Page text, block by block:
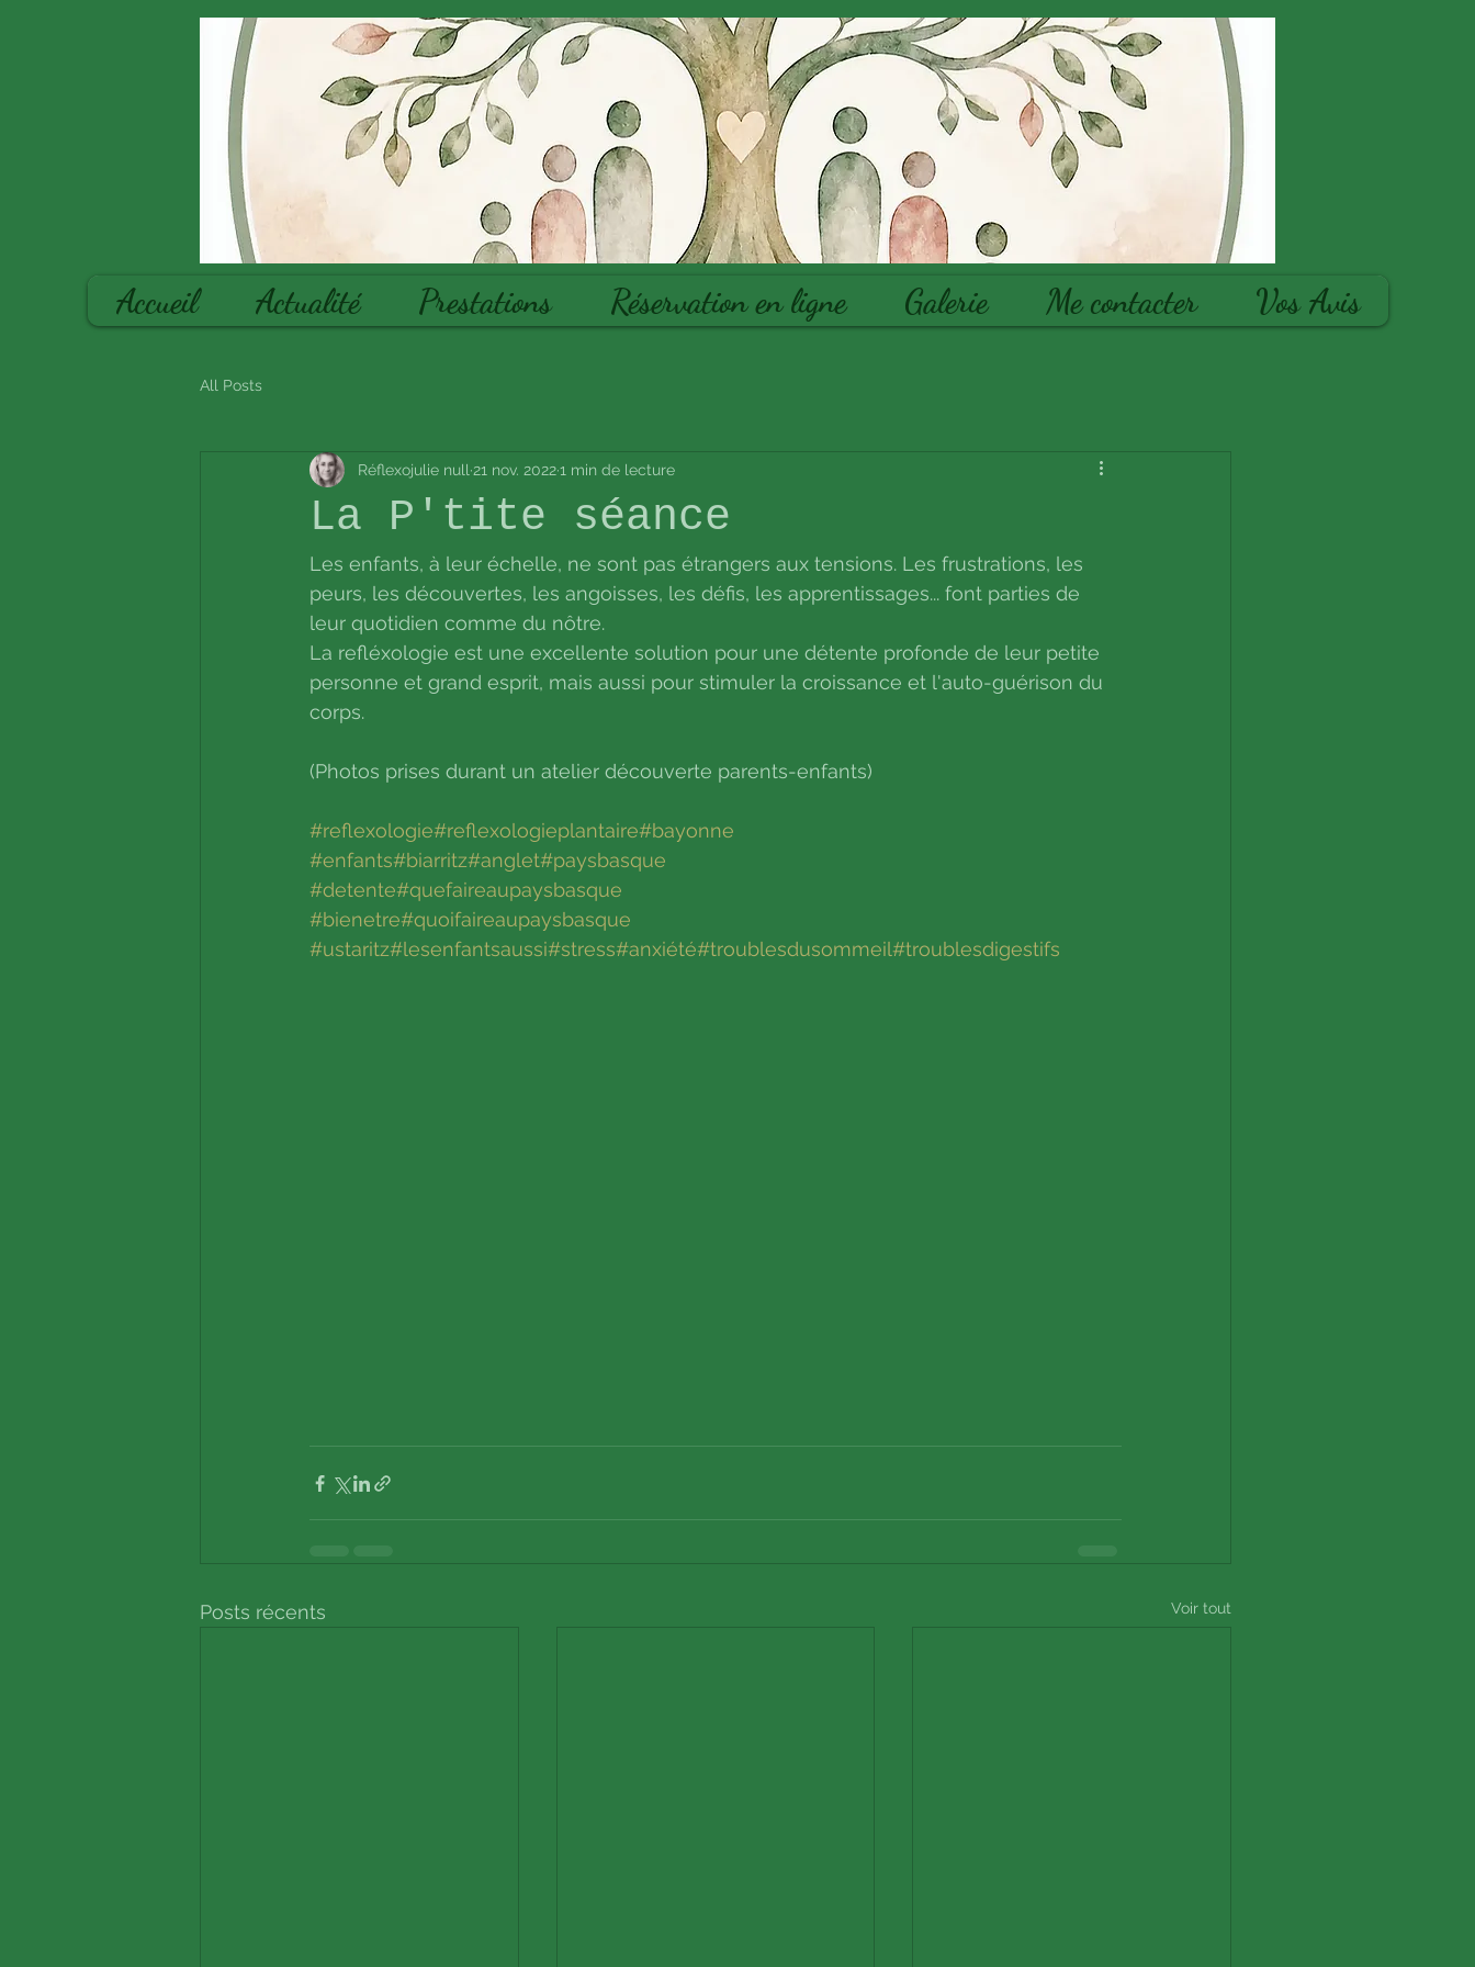
Accueil Actualité Prestations Réservation en ligne Galerie Me contacter Vos Avis
All Posts
La P'tite séance
Réflexojulie null 21 nov. 20221 min de lecture
Les enfants, à leur échelle, ne sont pas étrangers aux tensions. Les frustrations, les
peurs, les découvertes, les angoisses, les défis, les apprentissages... font parties de
leur quotidien comme du nôtre.
La refléxologie est une excellente solution pour une détente profonde de leur petite
personne et grand esprit, mais aussi pour stimuler la croissance et l'auto-guérison du
corps.
(Photos prises durant un atelier découverte parents-enfants)
#reflexologie#reflexologieplantaire#bayonne
#enfants#biarritz#anglet#paysbasque
#detente#quefaireaupaysbasque
#bienetre#quoifaireaupaysbasque
#ustaritz#lesenfantsaussi#stress#anxiété#troublesdusommeil#troublesdigestifs
Posts récents Voir tout